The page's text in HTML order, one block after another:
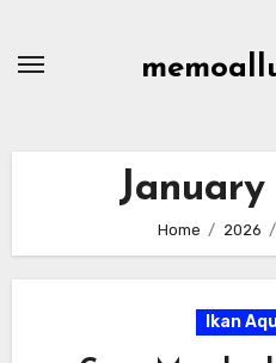
Home 2026
Ikan